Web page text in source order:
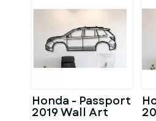
Honda - Passport
2019 Wall Art